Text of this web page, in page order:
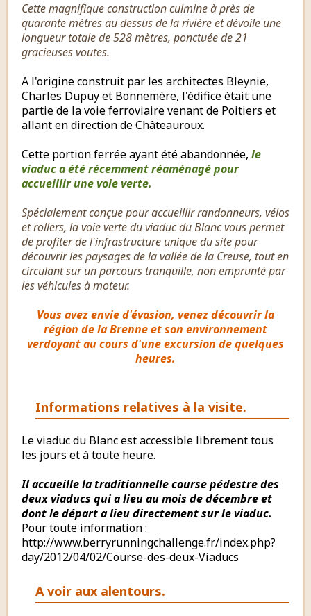
Cette magnifique construction culmine à près de
quarante mètres au dessus de la rivière et dévoile une
longueur totale de 528 mètres, ponctuée de 21
gracieuses voutes.
A l'origine construit par les architectes Bleynie,
Charles Dupuy et Bonnemère, l'édifice était une
partie de la voie ferroviaire venant de Poitiers et
allant en direction de Châteauroux.
Cette portion ferrée ayant été abandonnée, le
viaduc a été récemment réaménagé pour
accueillir une voie verte.
Spécialement conçue pour accueillir randonneurs, vélos
et rollers, la voie verte du viaduc du Blanc vous permet
de profiter de l'infrastructure unique du site pour
découvrir les paysages de la vallée de la Creuse, tout en
circulant sur un parcours tranquille, non emprunté par
les véhicules à moteur.
Vous avez envie d'évasion, venez découvrir la
région de la Brenne et son environnement
verdoyant au cours d'une excursion de quelques
heures.
Informations relatives à la visite.
Le viaduc du Blanc est accessible librement tous
les jours et à toute heure.
Il accueille la traditionnelle course pédestre des
deux viaducs qui a lieu au mois de décembre et
dont le départ a lieu directement sur le viaduc.
Pour toute information :
http://www.berryrunningchallenge.fr/index.php?
day/2012/04/02/Course-des-deux-Viaducs
A voir aux alentours.